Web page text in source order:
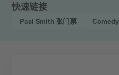
快速链接
Paul Smith 张门票 Comedy